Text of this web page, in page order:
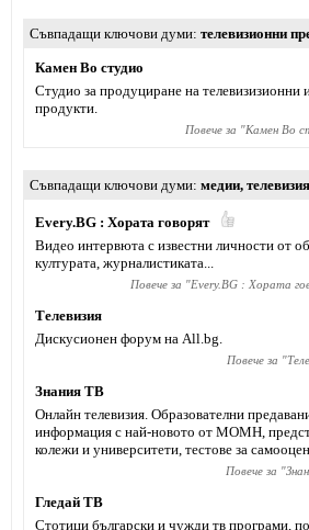
Съвпадащи ключови думи телевизионни
Камен Во студио
Студио за продуциране на телевизизионни
продукти.
Повече за "Камен Во
Съвпадащи ключови думи медии, телевизия
Every.BG : Хората говорят
Видео интервюта с известни личности от
културата, журналистиката...
Повече за "Every.BG : Хората
Телевизия
Дискусионен форум на All.bg.
Повече за "
Знания ТВ
Онлайн телевизия. Образователни
информация с най-новото от МОМН,
колежи и университети, тестове за
Повече за "
Гледай ТВ
Стотици български и чужди тв програми,